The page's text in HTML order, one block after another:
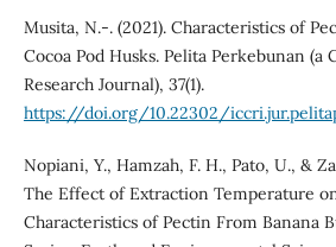
Musita, N.-. (2021). Characteristics of
Cocoa Pod Husks. Pelita Perkebunan (a
Research Journal), 37(1).
https://doi.org/10.22302/
Nopiani, Y., Hamzah, F. H., Pato, U., &
The Effect of Extraction Temperature
Characteristics of Pectin From Banana